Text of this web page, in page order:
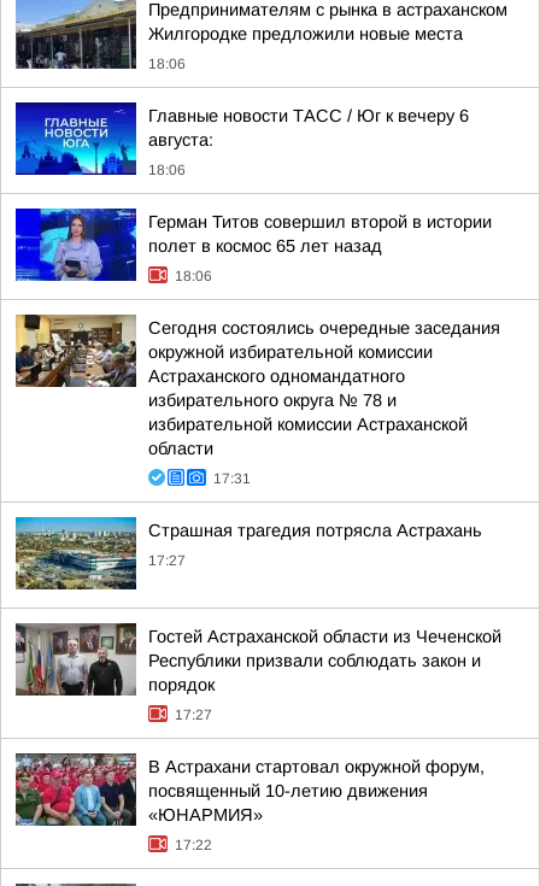
Предпринимателям с рынка в астраханском
Жилгородке предложили новые места
18:06
Главные новости ТАСС / Юг к вечеру 6
августа:
18:06
Герман Титов совершил второй в истории
полет в космос 65 лет назад
18:06
Сегодня состоялись очередные заседания
окружной избирательной комиссии
Астраханского одномандатного
избирательного округа № 78 и
избирательной комиссии Астраханской
области
17:31
Страшная трагедия потрясла Астрахань
17:27
Гостей Астраханской области из Чеченской
Республики призвали соблюдать закон и
порядок
17:27
В Астрахани стартовал окружной форум,
посвященный 10-летию движения
«ЮНАРМИЯ»
17:22